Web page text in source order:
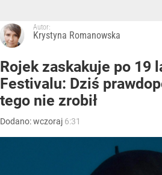
Autor:
Krystyna Romanowska
Rojek zaskakuje po 19
Festivalu: Dziś
tego nie zrobił
Dodano:wczoraj 6:31